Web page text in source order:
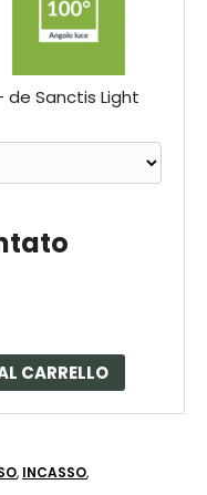
- de Sanctis Light
CARRELLO
, INCASSO,